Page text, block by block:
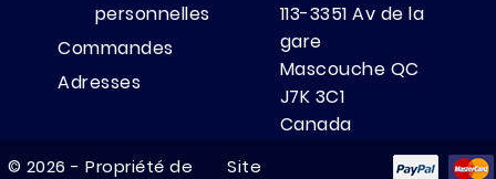
personnelles
Commandes
Adresses
113-3351 Av de la
gare
Mascouche QC
J7K 3C1
Canada
(514) 325-7777
© 2026 - Propriété de
Site